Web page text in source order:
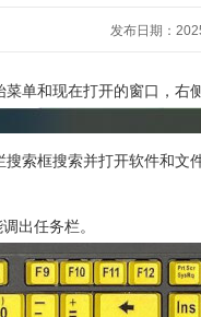
发布日期：
单和现在打开的窗口，
索框搜索并打开软件和
出任务栏。